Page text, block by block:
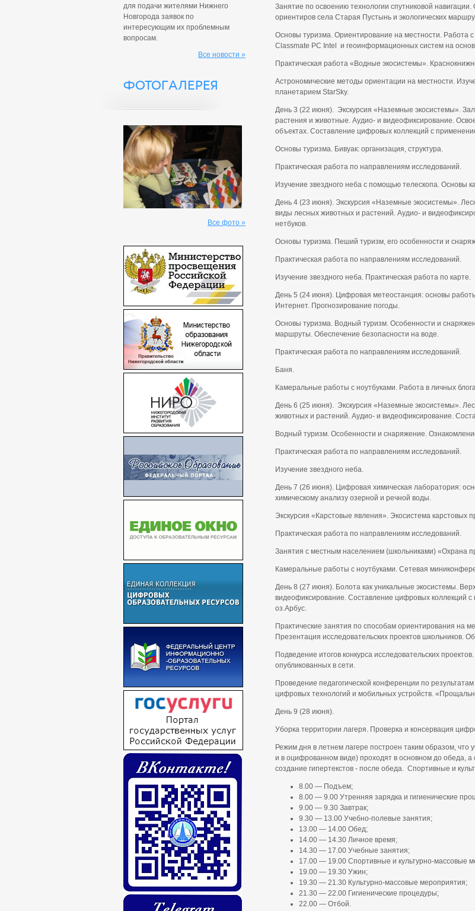
для подачи жителями Нижнего
Новгорода заявок по
интересующим их проблемным
вопросам.
Все новости »
ФОТОГАЛЕРЕЯ
Все фото »
Занятие по освоению технологии спутниковой
ориентиров села Старая Пустынь и экологических
Основы туризма. Ориентирование на местности. Работа
Classmate PС Intel и геоинформационных систем на
Практическая работа «Водные экосистемы».
Астрономические методы ориентации на местности.
планетарием StarSky.
День 3 (22 июня). Экскурсия «Наземные экосистемы».
растения и животные. Аудио- и видеофиксирование.
объектах. Составление цифровых коллекций с
Основы туризма. Бивуак: организация, структура.
Практическая работа по направлениям исследований.
Изучение звездного неба с помощью телескопа. Основы
День 4 (23 июня). Экскурсия «Наземные экосистемы».
виды лесных животных и растений. Аудио- и
нетбуков.
Основы туризма. Пеший туризм, его особенности и
Практическая работа по направлениям исследований.
Изучение звездного неба. Практическая работа по карте.
День 5 (24 июня). Цифровая метеостанция: основы
Интернет. Прогнозирование погоды.
Основы туризма. Водный туризм. Особенности и
маршруты. Обеспечение безопасности на воде.
Практическая работа по направлениям исследований.
Баня.
Камеральные работы с ноутбуками. Работа в личных
День 6 (25 июня). Экскурсия «Наземные экосистемы».
животных и растений. Аудио- и видеофиксирование.
Водный туризм. Особенности и снаряжение.
Практическая работа по направлениям исследований.
Изучение звездного неба.
День 7 (26 июня). Цифровая химическая лаборатория:
химическому анализу озерной и речной воды.
Экскурсия «Карстовые явления». Экосистема карстовых
Практическая работа по направлениям исследований.
Занятия с местным населением (школьниками) «Охрана
Камеральные работы с ноутбуками. Сетевая
День 8 (27 июня). Болота как уникальные экосистемы.
видеофиксирование. Составление цифровых коллекций
оз.Арбус.
Практические занятия по способам ориентирования на
Презентация исследовательских проектов школьников.
Подведение итогов конкурса исследовательских
опубликованных в сети.
Проведение педагогической конференции по
цифровых технологий и мобильных устройств.
День 9 (28 июня).
Уборка территории лагеря. Проверка и консервация
Режим дня в летнем лагере построен таким образом, что
и в оцифрованном виде) проходят в основном до обеда,
создание гипертекстов - после обеда. Спортивные и
8.00 — Подъем;
8.00 — 9.00 Утренняя зарядка и гигиенические
9.00 — 9.30 Завтрак;
9.30 — 13.00 Учебно-полевые занятия;
13.00 — 14.00 Обед;
14.00 — 14.30 Личное время;
14.30 — 17.00 Учебные занятия;
17.00 — 19.00 Спортивные и культурно-массовые
19.00 — 19.30 Ужин;
19.30 — 21.30 Культурно-массовые мероприятия;
21.30 — 22.00 Гигиенические процедуры;
22.00 — Отбой.